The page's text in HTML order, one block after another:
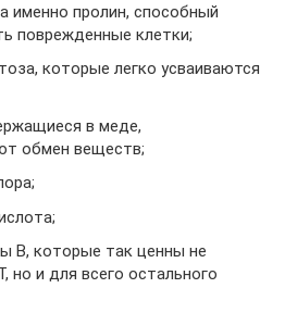
именно пролин, способный
поврежденные клетки;
которые легко усваиваются
в меде,
обмен веществ;
В, которые так ценны не
но и для всего остального